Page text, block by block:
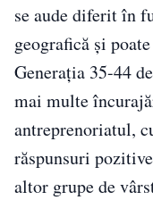
se aude diferit în
geografică și
Generația 35-44
mai multe
antreprenoriatul,
răspunsuri
altor grupe de